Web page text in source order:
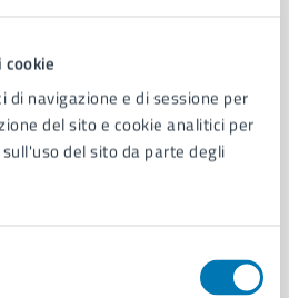
di navigazione e di sessione per
del sito e cookie analitici per
del sito da parte degli